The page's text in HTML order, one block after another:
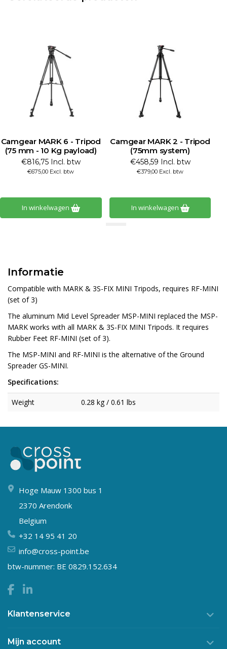
Camgear MARK 6 - Tripod
(75 mm - 10 Kg payload)
€816,75 Incl. btw
€675,00 Excl. btw
In winkelwagen
Camgear MARK 2 - Tripod
(75mm system)
€458,59 Incl. btw
€379,00 Excl. btw
In winkelwagen
Informatie
Compatible with MARK & 3S-FIX MINI Tripods, requires RF-MINI
(set of 3)
The aluminum Mid Level Spreader MSP-MINI replaced the MSP-
MARK works with all MARK & 3S-FIX MINI Tripods. It requires
Rubber Feet RF-MINI (set of 3).
The MSP-MINI and RF-MINI is the alternative of the Ground
Spreader GS-MINI.
Specifications:
Weight 0.28 kg / 0.61 lbs
Hoge Mauw 1300 bus 1
2370 Arendonk
Belgium
+32 14 95 41 20
info@cross-point.be
btw-nummer: BE 0829.152.634
Klantenservice
Mijn account